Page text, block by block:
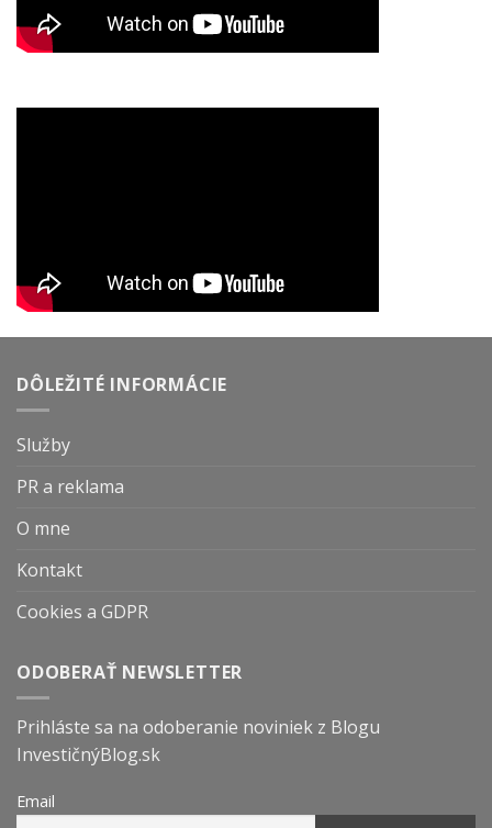
DÔLEŽITÉ INFORMÁCIE
Služby
PR a reklama
O mne
Kontakt
Cookies a GDPR
ODOBERAŤ NEWSLETTER
Prihláste sa na odoberanie noviniek z Blogu
InvestičnýBlog.sk
Email